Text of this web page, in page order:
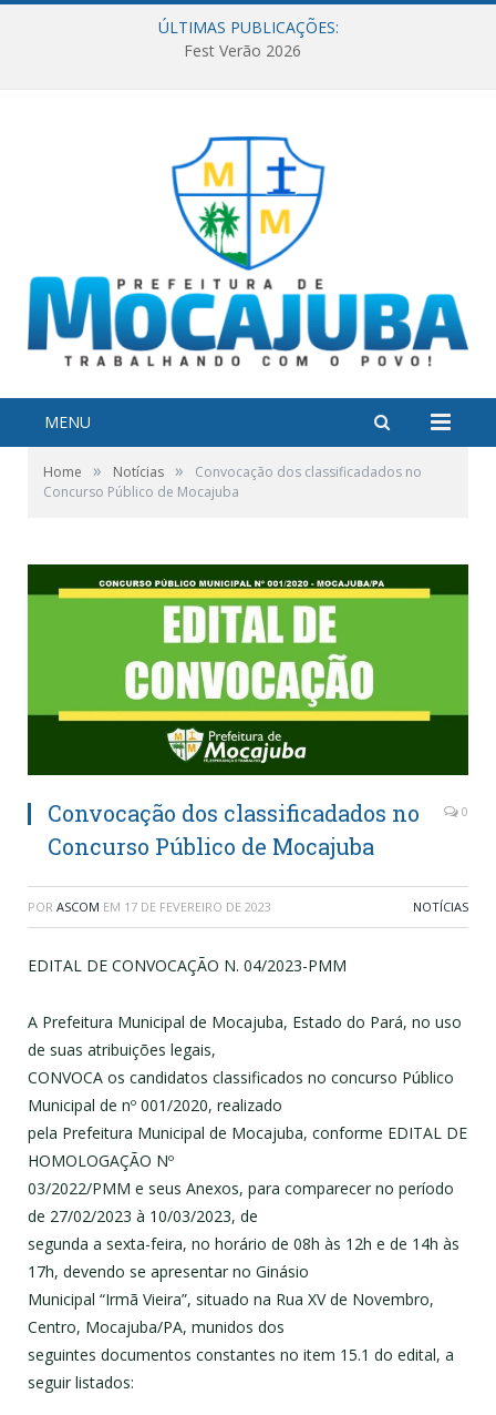
ÚLTIMAS PUBLICAÇÕES:
Fest Verão 2026
MENU
Home » Notícias »
Convocação dos classificadados no
Concurso Público de Mocajuba
Convocação dos classificadados no
Concurso Público de Mocajuba
0
POR ASCOM EM 17 DE FEVEREIRO DE 2023 NOTÍCIAS
EDITAL DE CONVOCAÇÃO N. 04/2023-PMM
A Prefeitura Municipal de Mocajuba, Estado do Pará, no uso
de suas atribuições legais,
CONVOCA os candidatos classificados no concurso Público
Municipal de nº 001/2020, realizado
pela Prefeitura Municipal de Mocajuba, conforme EDITAL DE
HOMOLOGAÇÃO Nº
03/2022/PMM e seus Anexos, para comparecer no período
de 27/02/2023 à 10/03/2023, de
segunda a sexta-feira, no horário de 08h às 12h e de 14h às
17h, devendo se apresentar no Ginásio
Municipal “Irmã Vieira”, situado na Rua XV de Novembro,
Centro, Mocajuba/PA, munidos dos
seguintes documentos constantes no item 15.1 do edital, a
seguir listados: